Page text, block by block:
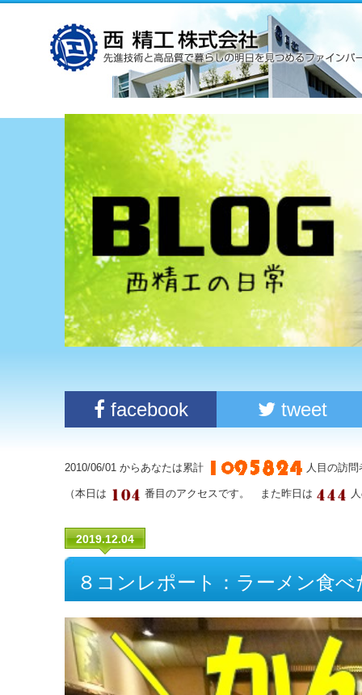
facebook tweet
2010/06/01 からあなたは累計 人目の訪
（本日は 番目のアクセスです。 また昨日は
2019.12.04
８コンレポート：ラーメン食べ